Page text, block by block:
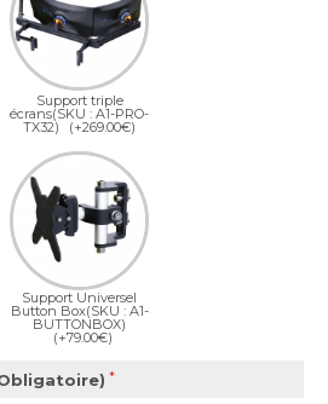
Support triple
écrans(SKU : A1-PRO-
TX32) (+269.00€)
Support Universel
Button Box(SKU : A1-
BUTTONBOX)
(+79.00€)